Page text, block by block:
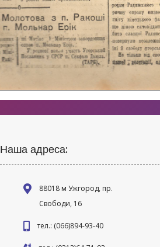
Наша адреса:
88018 м Ужгород, пр.
Свободи, 16
тел.: (066)894-93-40